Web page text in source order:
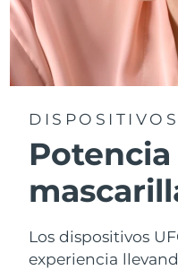
Los dispositivos
experiencia
Estados Unidos
Uzbekistán